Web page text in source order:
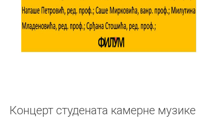
Концерт студената камерне музике